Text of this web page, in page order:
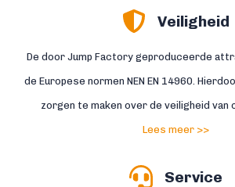
Veiligheid
De door Jump Factory geproduceerde
de Europese normen NEN EN 14960.
zorgen te maken over de veiligheid
Lees meer >>
Service